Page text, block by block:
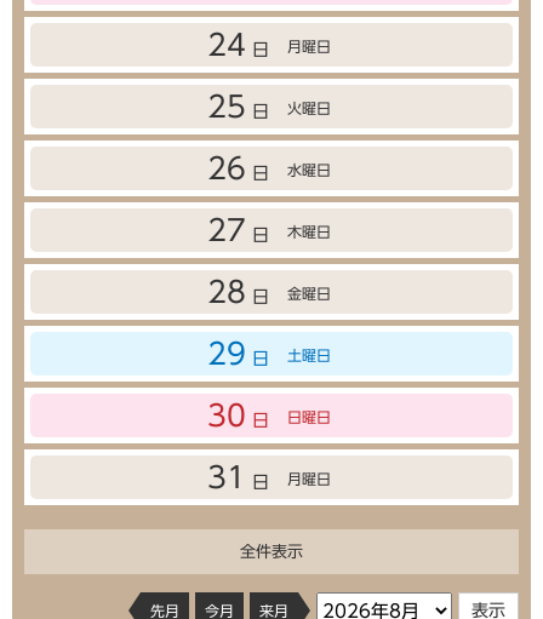
24 日 月曜日
25 日 火曜日
26 日 水曜日
27 日 木曜日
28 日 金曜日
29 日 土曜日
30 日 日曜日
31 日 月曜日
全件表示
先月 今月 来月